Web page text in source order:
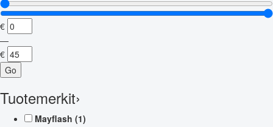
€
—
€
Go
Tuotemerkit›
Mayflash (1)